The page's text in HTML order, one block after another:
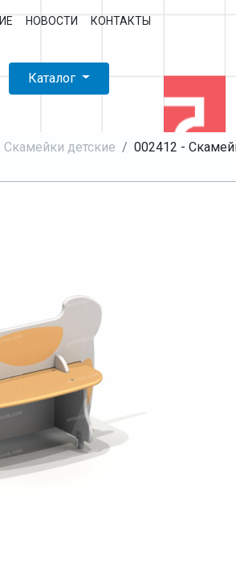
НОВОСТИ КОНТАКТЫ
Каталог
Скамейки детские 002412 -